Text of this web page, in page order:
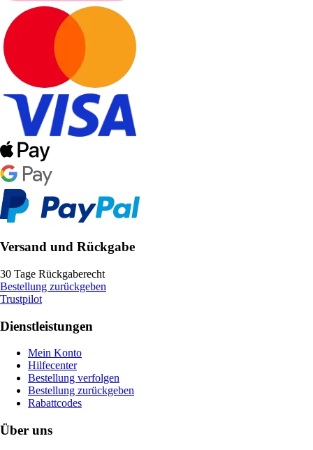
Versand und Rückgabe
30 Tage Rückgaberecht
Bestellung zurückgeben
Trustpilot
Dienstleistungen
Mein Konto
Hilfecenter
Bestellung verfolgen
Bestellung zurückgeben
Rabattcodes
Über uns